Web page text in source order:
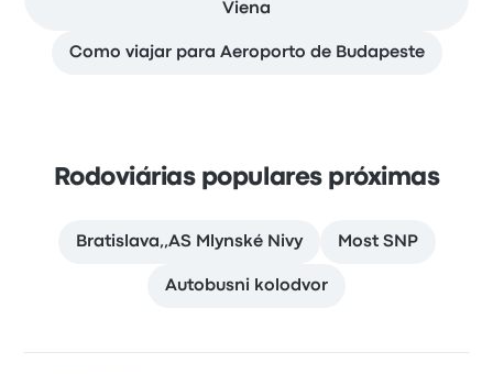
Viena
Como viajar para Aeroporto de Budapeste
Rodoviárias populares próximas
Bratislava,,AS Mlynské Nivy Most SNP
Autobusni kolodvor